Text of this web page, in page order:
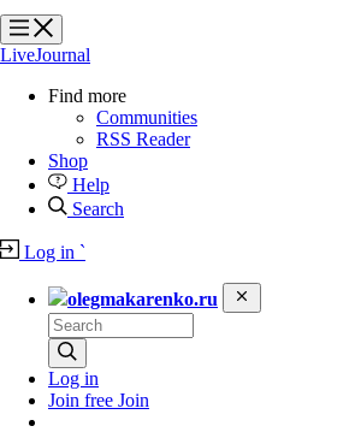
?
?
LiveJournal
Find more
Communities
RSS Reader
Shop
Help
Search
Log in `
olegmakarenko.ru
Log in
Join free Join